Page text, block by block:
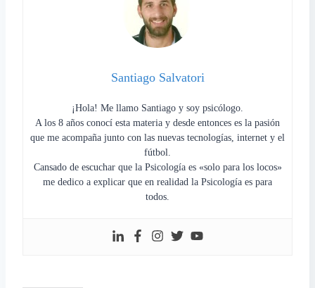
Santiago Salvatori
¡Hola! Me llamo Santiago y soy psicólogo.
A los 8 años conocí esta materia y desde entonces es la pasión
que me acompaña junto con las nuevas tecnologías, internet y el
fútbol.
Cansado de escuchar que la Psicología es «solo para los locos»
me dedico a explicar que en realidad la Psicología es para
todos.